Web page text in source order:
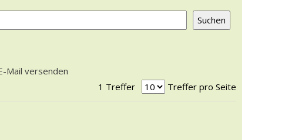
Mail versenden
1 Treffer Treffer pro Seite